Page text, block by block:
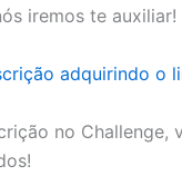
iremos te auxiliar!
adquirindo o
no Challenge,